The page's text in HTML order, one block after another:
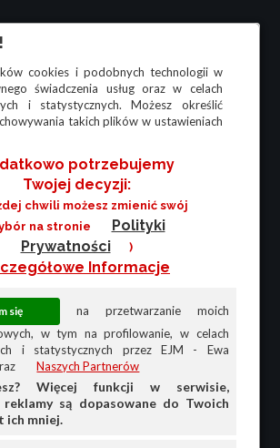
cookies i podobnych technologii w
świadczenia usług oraz w celach
i statystycznych. Możesz określić
takich plików w ustawieniach
potrzebujemy
Twojej decyzji:
chwili możesz zmienić swój
na stronie
Polityki
Prywatności
)
Informacje
na przetwarzanie moich
w tym na profilowanie, w celach
i statystycznych przez EJM - Ewa
Naszych Partnerów
Więcej funkcji w serwisie,
reklamy są dopasowane do Twoich
ich mniej.